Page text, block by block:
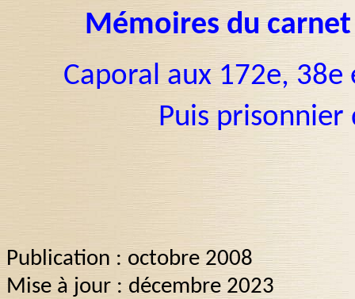
Mémoires du carnet
Caporal aux 172e,
Puis prisonnier
Publication : octobre 2008
Mise à jour : décembre 2023